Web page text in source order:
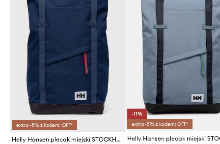
extra -5% z kodem: OFF*
Helly Hansen plecak miejski STOCKHOLM
-11%
extra -5% z kodem: OFF*